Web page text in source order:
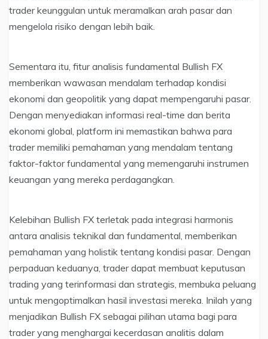
trader keunggulan untuk meramalkan arah pasar dan
mengelola risiko dengan lebih baik.
Sementara itu, fitur analisis fundamental Bullish FX
memberikan wawasan mendalam terhadap kondisi
ekonomi dan geopolitik yang dapat mempengaruhi pasar.
Dengan menyediakan informasi real-time dan berita
ekonomi global, platform ini memastikan bahwa para
trader memiliki pemahaman yang mendalam tentang
faktor-faktor fundamental yang memengaruhi instrumen
keuangan yang mereka perdagangkan.
Kelebihan Bullish FX terletak pada integrasi harmonis
antara analisis teknikal dan fundamental, memberikan
pemahaman yang holistik tentang kondisi pasar. Dengan
perpaduan keduanya, trader dapat membuat keputusan
trading yang terinformasi dan strategis, membuka peluang
untuk mengoptimalkan hasil investasi mereka. Inilah yang
menjadikan Bullish FX sebagai pilihan utama bagi para
trader yang menghargai kecerdasan analitis dalam